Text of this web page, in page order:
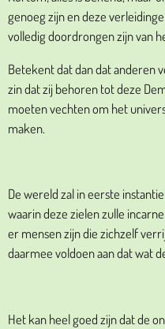
genoeg zijn en deze
volledig doordrongen zijn van
Betekent dat dan dat anderen
zin dat zij behoren tot deze
moeten vechten om het
maken.
De wereld zal in eerste
waarin deze zielen zulle
er mensen zijn die zichzelf
daarmee voldoen aan dat wat
Het kan heel goed zijn dat de